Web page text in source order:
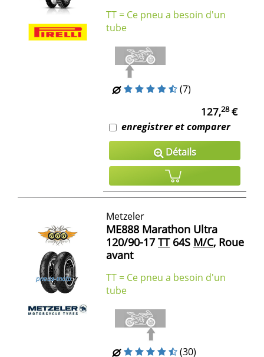
TT = Ce pneu a besoin d'un
tube
(7)
127,28€
enregistrer et comparer
Détails
Metzeler
ME888 Marathon Ultra
120/90-17 TT64S M/C, Roue
avant
TT = Ce pneu a besoin d'un
tube
(30)